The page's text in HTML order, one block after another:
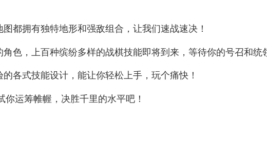
都拥有独特地形和强敌组合，让我们速战速决！
色，上百种缤纷多样的战棋技能即将到来，等待你的号召和统
各式技能设计，能让你轻松上手，玩个痛快！
运筹帷幄，决胜千里的水平吧！